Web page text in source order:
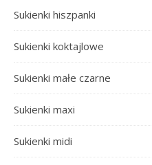
Sukienki hiszpanki
Sukienki koktajlowe
Sukienki małe czarne
Sukienki maxi
Sukienki midi